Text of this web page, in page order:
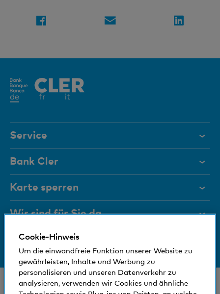
deAktives
fr it
Service
Hilfe & Kontakt
Dokumente
Magazin
Führungsgremien
Medien
Sozial und umweltfreundlich
Bank Cler
Über uns
Investor Relations
Medien
Blog
Karte sperren
+41 (0)800 88 99 66
Wir sind für Sie da
Hilfe & Kontakt
Bankinfos
© Bank Cler AG
Cookie-Hinweis
Um die einwandfreie Funktion unserer Website zu
gewährleisten, Inhalte und Werbung zu
personalisieren und unseren Datenverkehr zu
analysieren, verwenden wir Cookies und ähnliche